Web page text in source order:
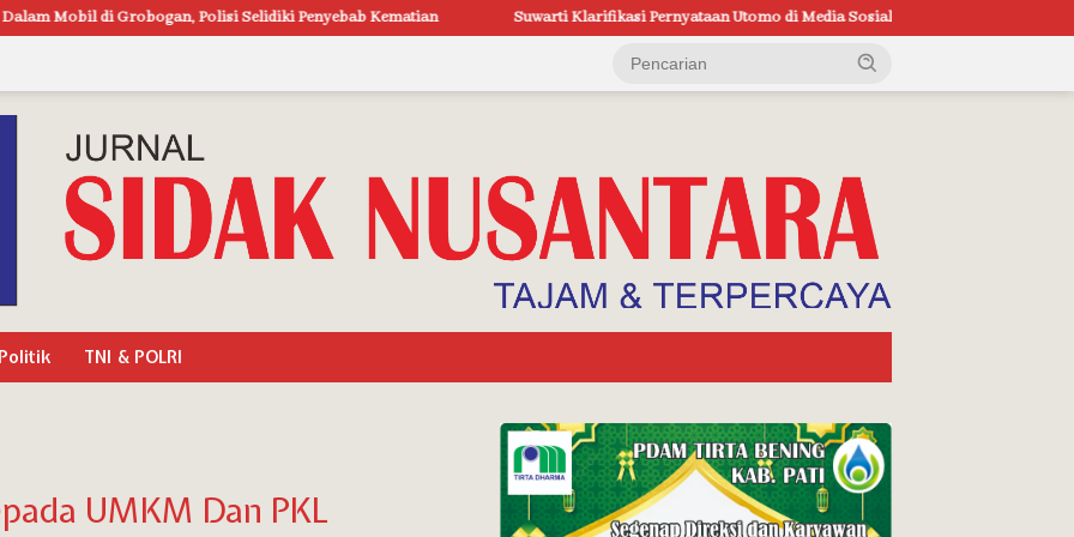
Selidiki Penyebab Kematian Suwarti Klarifikasi Pernyataan Utomo di Media Sosial: Ketidakhadiran Saat Konfrontasi Bukan karena
TNI & POLRI
UMKM Dan PKL